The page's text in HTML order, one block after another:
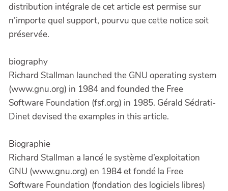
distribution intégrale de cet article est permise sur
n’importe quel support, pourvu que cette notice soit
préservée.
biography
Richard Stallman launched the GNU operating system
(www.gnu.org) in 1984 and founded the Free
Software Foundation (fsf.org) in 1985. Gérald Sédrati-
Dinet devised the examples in this article.
Biographie
Richard Stallman a lancé le système d’exploitation
GNU (www.gnu.org) en 1984 et fondé la Free
Software Foundation (fondation des logiciels libres)